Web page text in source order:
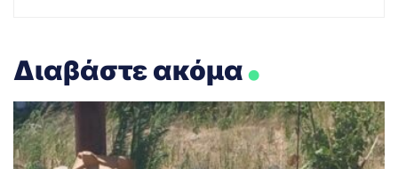
Διαβάστε ακόμα.